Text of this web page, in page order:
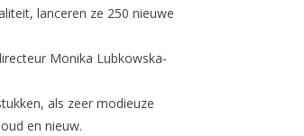
lanceren ze 250 nieuwe
Monika Lubkowska-
als zeer modieuze
en nieuw.